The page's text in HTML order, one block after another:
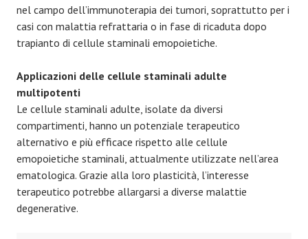
nel campo dell’immunoterapia dei tumori, soprattutto per i
casi con malattia refrattaria o in fase di ricaduta dopo
trapianto di cellule staminali emopoietiche.
Applicazioni delle cellule staminali adulte
multipotenti
Le cellule staminali adulte, isolate da diversi
compartimenti, hanno un potenziale terapeutico
alternativo e più efficace rispetto alle cellule
emopoietiche staminali, attualmente utilizzate nell’area
ematologica. Grazie alla loro plasticità, l’interesse
terapeutico potrebbe allargarsi a diverse malattie
degenerative.